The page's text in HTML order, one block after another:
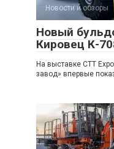
Новости и обзоры
Новый
Кировец К-
На выставке CTT
завод» впервые